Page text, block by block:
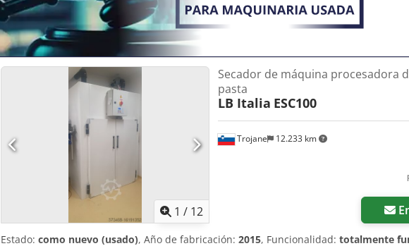
1 / 12
Trojane 12.233 km
Secador de máquina procesadora
pasta
LB Italia ESC100
Estado: como nuevo (usado), Año de fabricación: 2015, Funcionalidad: totalmente